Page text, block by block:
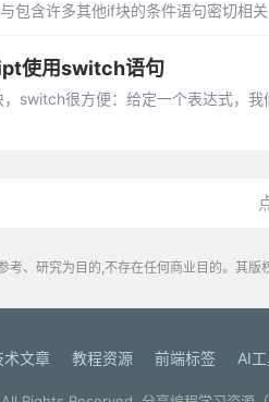
包含许多其他if块的条件语句密切相关
使用switch语句
switch很方便：给定一个表达式，
考、研究为目的,不存在任何商业目的。其
术文章 教程资源 前端标签 AI